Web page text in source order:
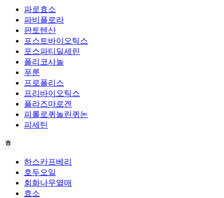
파로효소
파비플로라
판토텐산
포스트바이오틱스
포스파티딜세린
폴리코사놀
푸룬
프로폴리스
프리바이오틱스
플라즈마로겐
피롤로퀴놀린퀴논
피세틴
ㅎ
하스카프베리
호두오일
회화나무열매
효소